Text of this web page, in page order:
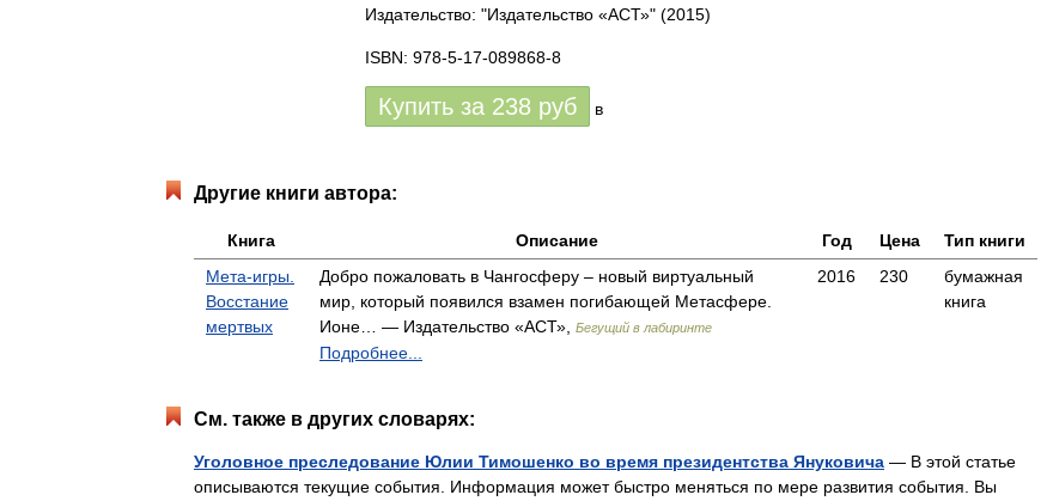
Издательство: "Издательство «АСТ»" (2015)
ISBN: 978-5-17-089868-8
Купить за 238 руб в
Другие книги автора:
Книга Описание Год Цена
Тип книги
Мета-игры.
Восстание
мертвых
Добро пожаловать в Чангосферу – новый виртуальный
мир, который появился взамен погибающей Метасфере.
Ионе… — Издательство «АСТ»,
Бегущий в лабиринте
Подробнее...
2016 230
бумажная
книга
См. также в других словарях:
Уголовное преследование Юлии Тимошенко во время президентства Януковича — В этой статье
описываются текущие события. Информация может быстро меняться по мере развития события. Вы